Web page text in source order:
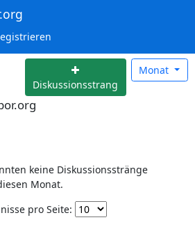
Diskussionsstrang
Monat
keine Diskussionsstränge
Monat.
pro Seite: